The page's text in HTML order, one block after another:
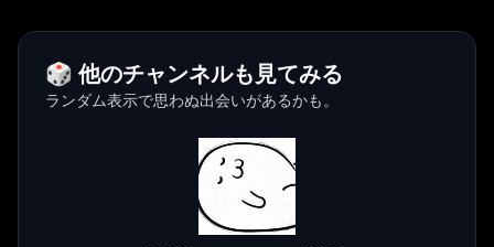
🎲 他のチャンネルも見てみる
ランダム表示で思わぬ出会いがあるかも。